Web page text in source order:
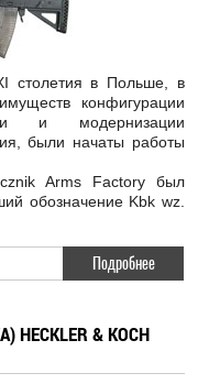
столетия в Польше, в
конфигурации
и модернизации
были начаты работы
Arms Factory был
обозначение Kbk wz.
Подробнее
& KOCH